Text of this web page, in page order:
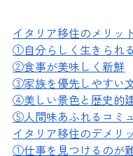
イタリア移住のメリッ
①自分らしく生きられ
②食事が美味しく新鮮
③家族を優先しやすい
④美しい景色と歴史的
⑤人間味あふれるコミ
イタリア移住のデメリ
①仕事を見つけるのが